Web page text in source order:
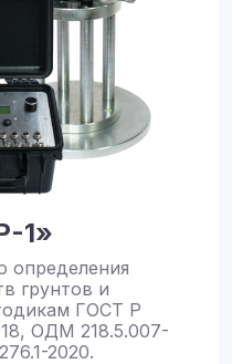
1»
определения
грунтов и
ГОСТ Р
ОДМ 218.5.007-
2020.